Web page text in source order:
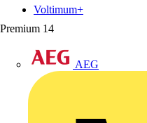
Premium 14
AEG
Voltimum+